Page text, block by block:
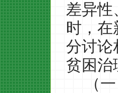
差异性
时，在
分讨论
贫困治
（